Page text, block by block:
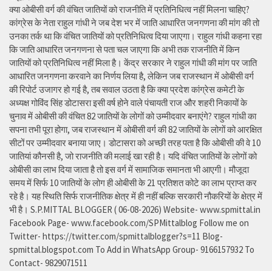
क्या ओबीसी वर्ग की वंचित जातियों को राजनीति में प्रतिनिधित्व नहीं मिलना चाहिए?
कांग्रेस के नेता राहुल गांधी ने जब देश भर में जाति आधारित जनगणना की मांग की तो
उनका तर्क था कि वंचित जातियों को प्रतिनिधित्व दिया जाएगा। राहुल गांधी कहना रहा
कि जाति आधारित जनगणना से पता चल जाएगा कि अभी तक राजनीति में किन
जातियों को प्रतिनिधित्व नहीं मिला है। केंद्र सरकार ने राहुल गांधी की मांग पर जाति
आधारित जनगणना करवाने का निर्णय लिया है, लेकिन जब राजस्थान में ओबीसी वर्ग
की रिपोर्ट उजागर हो गई है, तब सवाल उठता है कि क्या प्रदेश कांग्रेस कमेटी के
अध्यक्ष गोविंद सिंह डोटासरा इसी वर्ष होने वाले पंचायती राज और शहरी निकायों के
चुनाव में ओबीसी की वंचित 82 जातियों के लोगों को उम्मीदवार बनाएंगे? राहुल गांधी का
सपना तभी पूरा होगा, जब राजस्थान में ओबीसी वर्ग की 82 जातियों के लोगों को आरक्षित
सीटों पर उम्मीदवार बनाया जाए। डोटासरा को अच्छी तरह पता है कि ओबीसी की वे 10
जातियां कौनसी है, जो राजनीति की मलाई खा रही है। यदि वंचित जातियों के लोगों को
ओबीसी का लाभ दिया जाता है तो इस वर्ग में सामाजिक समानता भी आएगी। मौजूदा
समय में सिर्फ 10 जातियों के लोग ही ओबीसी के 21 प्रतिशत कोटे का लाभ प्राप्त कर
रहे है। यह स्थिति सिर्फ राजनीतिक क्षेत्र में ही नहीं बल्कि सरकारी नौकरियों के क्षेत्र में
भी है। S.P.MITTAL BLOGGER ( 06-08-2026) Website- www.spmittal.in
Facebook Page- www.facebook.com/SPMittalblog Follow me on
Twitter- https://twitter.com/spmittalblogger?s=11 Blog-
spmittal.blogspot.com To Add in WhatsApp Group- 9166157932 To
Contact- 9829071511